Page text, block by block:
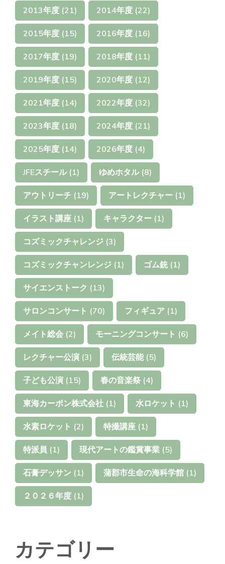
2013年度 (21) 2014年度 (22)
2015年度 (15) 2016年度 (16)
2017年度 (19) 2018年度 (11)
2019年度 (15) 2020年度 (12)
2021年度 (14) 2022年度 (32)
2023年度 (18) 2024年度 (21)
2025年度 (14) 2026年度 (4)
JFEスチール(1) ゆめホタル(8)
アウトリーチ (19) アートレクチャー (1)
イラスト講座 (1) キャラクター (1)
コズミックチャレンジ (3)
コズミックチャンレンジ (1) ゴム銃(1)
サイエンストーク (13)
サロンコンサート (70) フィギュア (1)
メイト総会 (2) モーニングコンサート (6)
レクチャー公演 (3) 伝統芸能 (5)
子ども公演 (15) 春の音楽祭 (4)
東海カーボン株式会社 (1) 水ロケット (1)
水素ロケット (2) 特撮講座 (1)
特派員 (1) 現代アートの鑑賞事業 (5)
石膏デッサン (1) 蒲郡市生命の海科学館 (1)
２０２６年度 (1)
カテゴリー